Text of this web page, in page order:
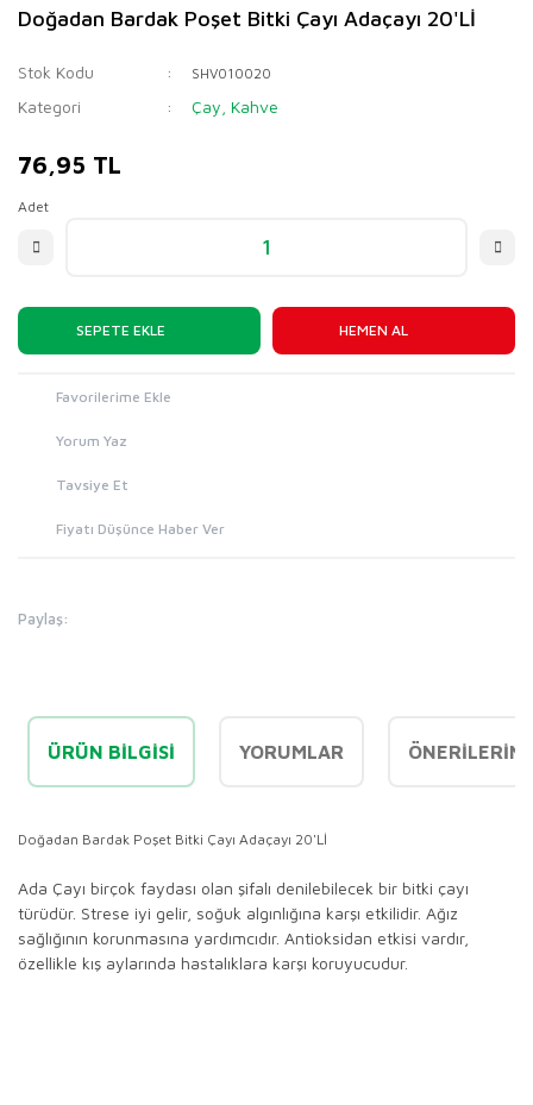
Doğadan Bardak Poşet Bitki Çayı Adaçayı 20'Lİ
Stok Kodu SHV010020
Kategori Çay, Kahve
76,95 TL
Adet
SEPETE EKLE HEMEN AL
Yorum Yaz
Tavsiye Et
Fiyatı Düşünce Haber Ver
Paylaş:
ÜRÜN BILGISI YORUMLAR
Doğadan Bardak Poşet Bitki Çayı Adaçayı 20'Lİ
Ada Çayı birçok faydası olan şifalı denilebilecek bir bitki çayı
türüdür. Strese iyi gelir, soğuk algınlığına karşı etkilidir. Ağız
sağlığının korunmasına yardımcıdır. Antioksidan etkisi vardır,
özellikle kış aylarında hastalıklara karşı koruyucudur.